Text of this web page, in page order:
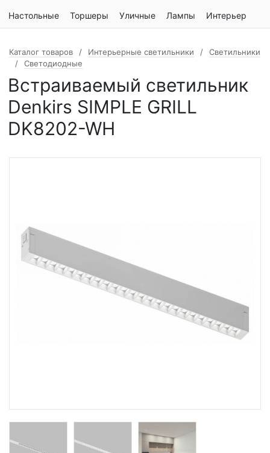
Настольные Торшеры Уличные Лампы Интерьер
Каталог товаров Интерьерные светильники
Светильники
Светодиодные
Встраиваемый светильник
Denkirs SIMPLE GRILL
DK8202-WH